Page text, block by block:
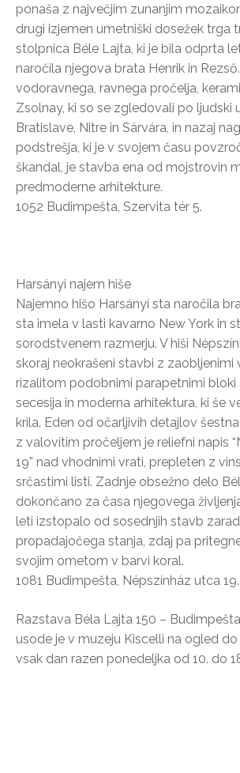
ponaša z največjim zunanjim
drugi izjemen umetniški dosežek trga
stolpnica Béle Lajta, ki je bila odprta
naročila njegova brata Henrik in
vodoravnega, ravnega pročelja,
Zsolnay, ki so se zgledovali po ljudski
Bratislave, Nitre in Sárvára, in nazaj
podstrešja, ki je v svojem času
škandal, je stavba ena od mojstrovin
predmoderne arhitekture.
1052 Budimpešta, Szervita tér 5.
Harsányi najem hiše
Najemno hišo Harsányi sta naročila
sta imela v lasti kavarno New York in
sorodstvenem razmerju. V hiši
skoraj neokrašeni stavbi z zaobljenimi
rizalitom podobnimi parapetnimi bloki
secesija in moderna arhitektura, ki še
krila. Eden od očarljivih detajlov
z valovitim pročeljem je reliefni napis
19” nad vhodnimi vrati, prepleten z
srčastimi listi. Zadnje obsežno delo
dokončano za časa njegovega
leti izstopalo od sosednjih stavb
propadajočega stanja, zdaj pa
svojim ometom v barvi koral.
1081 Budimpešta, Népszínház utca 19.
Razstava Béla Lajta 150 –
usode je v muzeju Kiscelli na ogled do
vsak dan razen ponedeljka od 10. do